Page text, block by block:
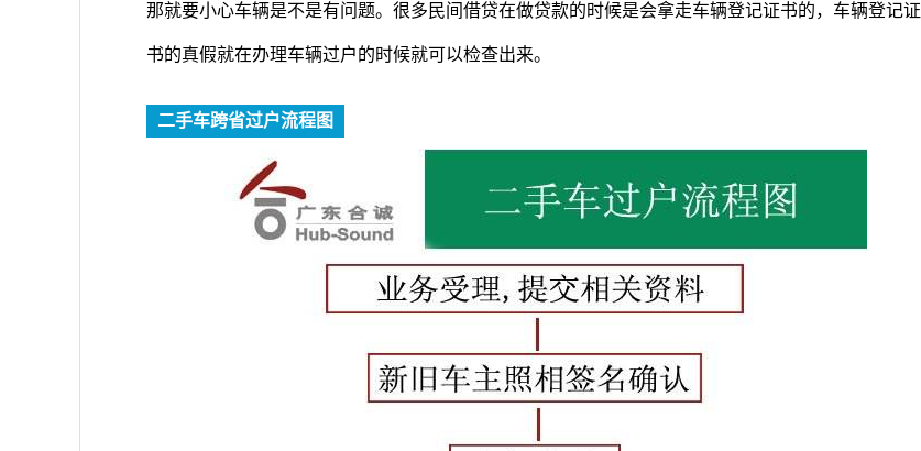
那就要小心车辆是不是有问题。很多民间借贷在做贷款的时候是会拿走车辆登记证书的，车辆登记证
书的真假就在办理车辆过户的时候就可以检查出来。
二手车跨省过户流程图